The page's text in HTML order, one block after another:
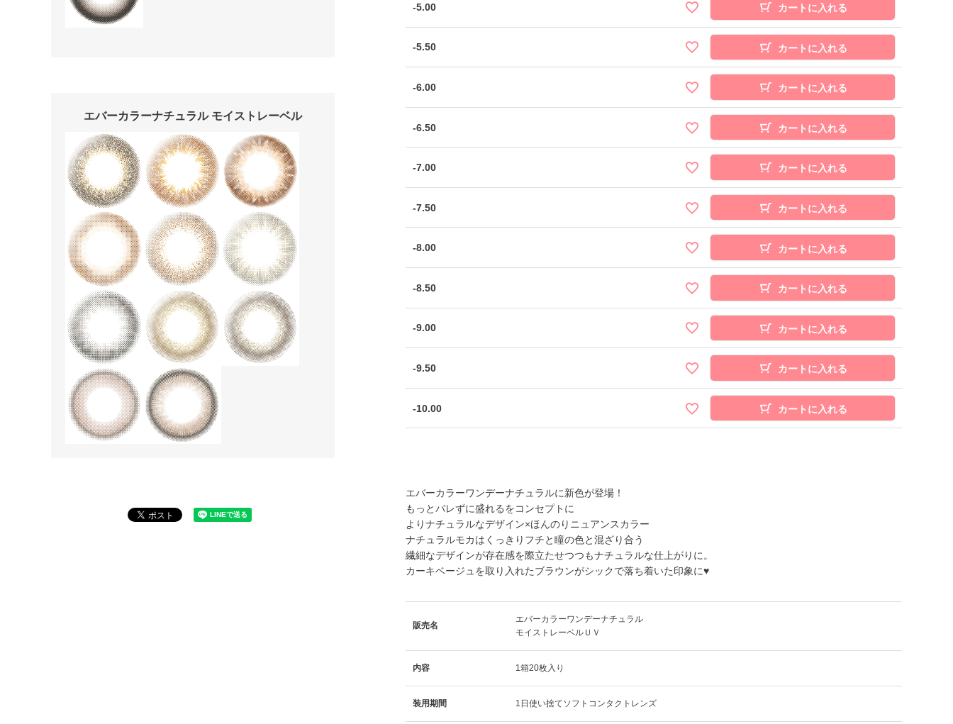
エバーカラーナチュラル モイストレーベル
-5.00 カートに入れる
-5.50 カートに入れる
-6.00 カートに入れる
-6.50 カートに入れる
-7.00 カートに入れる
-7.50 カートに入れる
-8.00 カートに入れる
-8.50 カートに入れる
-9.00 カートに入れる
-9.50 カートに入れる
-10.00 カートに入れる
エバーカラーワンデーナチュラルに新色が登場！
もっとバレずに盛れるをコンセプトに
よりナチュラルなデザイン×ほんのりニュアンスカラー
ナチュラルモカはくっきりフチと瞳の色と混ざり合う
繊細なデザインが存在感を際立たせつつもナチュラルな仕上がりに。
カーキベージュを取り入れたブラウンがシックで落ち着いた印象に♥
販売名
エバーカラーワンデーナチュラル
モイストレーベルＵＶ
内容 1箱20枚入り
装用期間 1日使い捨てソフトコンタクトレンズ